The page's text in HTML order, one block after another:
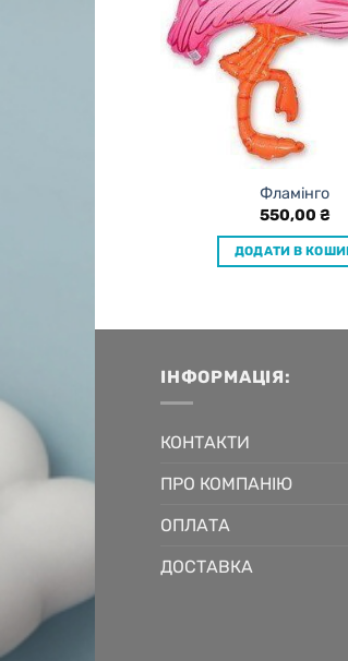
Фламінго
550,00 ₴
ДОДАТИ В
ІНФОРМАЦІЯ:
КОНТАКТИ
ПРО КОМПАНІЮ
ОПЛАТА
ДОСТАВКА